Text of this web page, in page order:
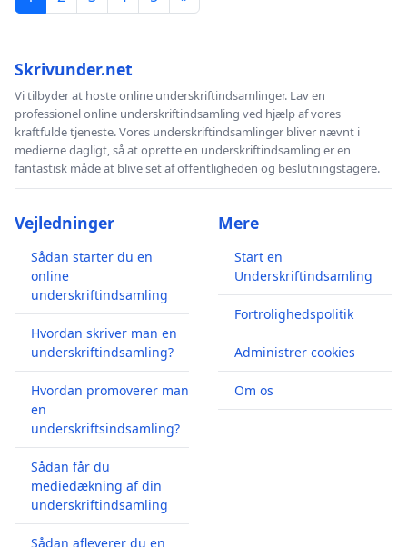
Skrivunder.net
Vi tilbyder at hoste online underskriftindsamlinger. Lav en
professionel online underskriftindsamling ved hjælp af vores
kraftfulde tjeneste. Vores underskriftindsamlinger bliver nævnt i
medierne dagligt, så at oprette en underskriftindsamling er en
fantastisk måde at blive set af offentligheden og beslutningstagere.
Vejledninger
Sådan starter du en
online
underskriftindsamling
Hvordan skriver man en
underskriftindsamling?
Hvordan promoverer man
en
underskriftsindsamling?
Sådan får du
mediedækning af din
underskriftindsamling
Sådan afleverer du en
Mere
Start en
Underskriftindsamling
Fortrolighedspolitik
Administrer cookies
Om os